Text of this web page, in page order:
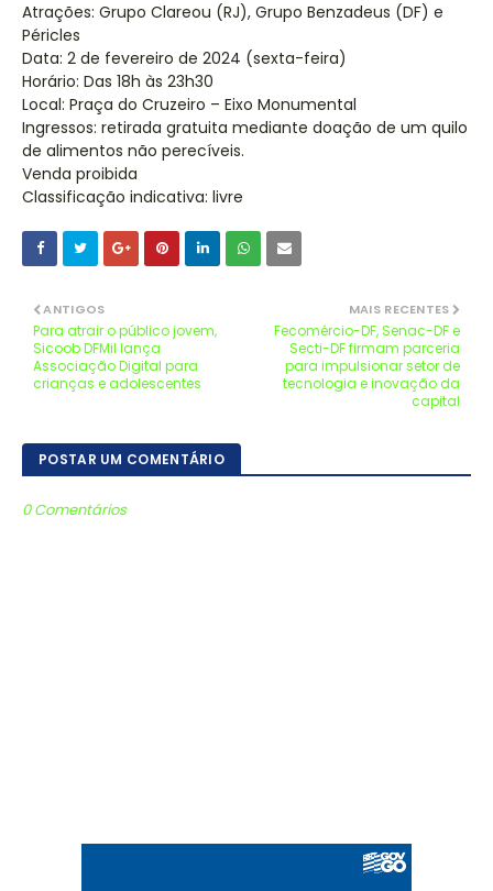
Atrações: Grupo Clareou (RJ), Grupo Benzadeus (DF) e
Péricles
Data: 2 de fevereiro de 2024 (sexta-feira)
Horário: Das 18h às 23h30
Local: Praça do Cruzeiro – Eixo Monumental
Ingressos: retirada gratuita mediante doação de um quilo
de alimentos não perecíveis.
Venda proibida
Classificação indicativa: livre
MAIS RECENTES
Fecomércio-DF, Senac-DF e
Secti-DF firmam parceria
para impulsionar setor de
tecnologia e inovação da
capital
ANTIGOS
Para atrair o público jovem,
Sicoob DFMil lança
Associação Digital para
crianças e adolescentes
POSTAR UM COMENTÁRIO
0 Comentários